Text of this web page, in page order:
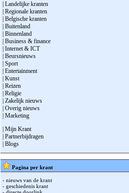
| Landelijke kranten
| Regionale kranten
| Belgische kranten
| Buitenland
| Binnenland
| Business & finance
| Internet & ICT
| Beursnieuws
| Sport
| Entertainment
| Kunst
| Reizen
| Religie
| Zakelijk nieuws
| Overig nieuws
| Marketing
| Mijn Krant
| Partnerbijdragen
| Blogs
Pagina per krant
- nieuws van de krant
- geschiedenis krant